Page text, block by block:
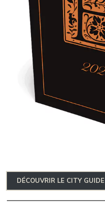
DÉCOUVRIR LE CITY GUIDE